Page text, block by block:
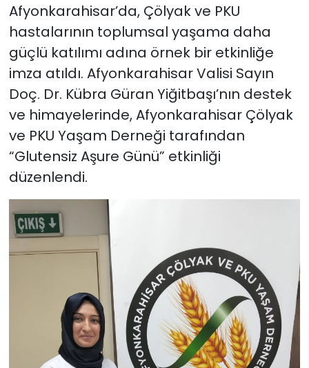
Afyonkarahisar’da, Çölyak ve PKU
hastalarının toplumsal yaşama daha
güçlü katılımı adına örnek bir etkinliğe
imza atıldı. Afyonkarahisar Valisi Sayın
Doç. Dr. Kübra Güran Yiğitbaşı’nın destek
ve himayelerinde, Afyonkarahisar Çölyak
ve PKU Yaşam Derneği tarafından
“Glutensiz Aşure Günü” etkinliği
düzenlendi.